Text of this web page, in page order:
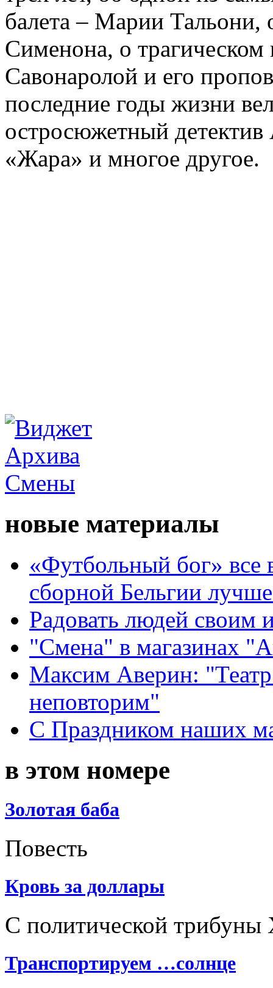
балета – Марии
Сименона, о трагическом
Савонаролой и его
последние годы жизни
остросюжетный детектив
«Жара» и многое другое.
новые материалы
«Футбольный бог» все
сборной Бельгии
Радовать людей своим
"Смена" в магазинах
Максим Аверин:
неповторим"
С Праздником наших
в этом номере
Золотая баба
Повесть
Кровь за доллары
С политической
Транспортируем …солнце